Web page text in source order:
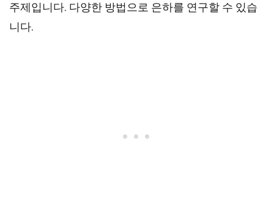
주제입니다. 다양한 방법으로 은하를 연구할 수 있습
니다.